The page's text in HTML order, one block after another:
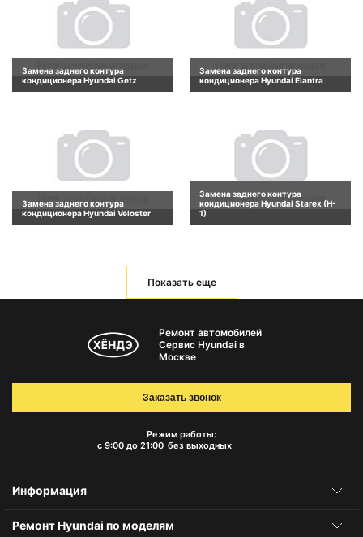
Замена заднего контура
кондиционера Hyundai Getz
Замена заднего контура
кондиционера Hyundai Elantra
Замена заднего контура
кондиционера Hyundai Veloster
Замена заднего контура
кондиционера Hyundai Starex (H-
1)
Показать еще
Ремонт автомобилей
Сервис Hyundai в
Москве
Режим работы:
с 9:00 до 21:00 без выходных
Заказать звонок
Информация
Ремонт Hyundai по моделям